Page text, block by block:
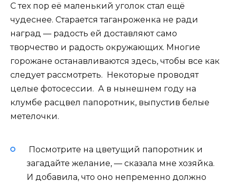
С тех пор её маленький уголок стал ещё
чудеснее. Старается таганроженка не ради
наград — радость ей доставляют само
творчество и радость окружающих. Многие
горожане останавливаются здесь, чтобы все как
следует рассмотреть. Некоторые проводят
целые фотосессии. А в нынешнем году на
клумбе расцвел папоротник, выпустив белые
метелочки.
Посмотрите на цветущий папоротник и
загадайте желание, — сказала мне хозяйка.
И добавила, что оно непременно должно